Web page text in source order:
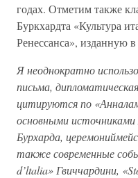
годах. Отметим также
Буркхардта «Культура
Ренессанса», изданную
Я неоднократно
письма,
цитируются по
основными
Бурхарда,
также современные
d’ltalia» Гвиччардини,